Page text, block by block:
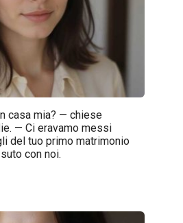
casa mia? — chiese
— Ci eravamo messi
del tuo primo matrimonio
con noi.